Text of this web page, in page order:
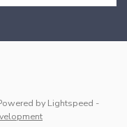
by Lightspeed -